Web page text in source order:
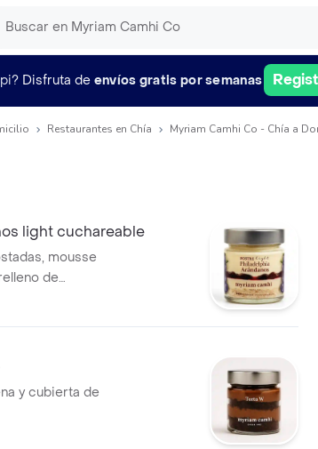
Disfruta de envíos gratis por semanas
Restaurantes en Chía Myriam Camhi Co - Chía a
light cuchareable
mousse
de
crumble de
y cubierta de